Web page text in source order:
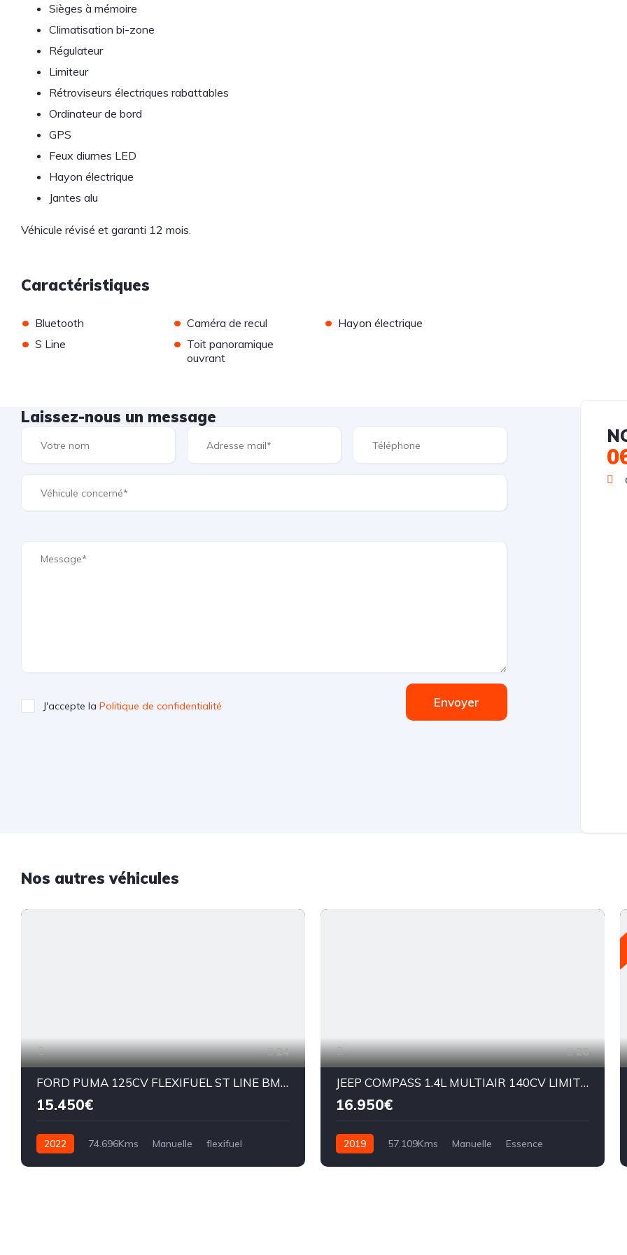
Sièges à mémoire
Climatisation bi-zone
Régulateur
Limiteur
Rétroviseurs électriques rabattables
Ordinateur de bord
GPS
Feux diurnes LED
Hayon électrique
Jantes alu
Véhicule révisé et garanti 12 mois.
Caractéristiques
• Bluetooth • Caméra de recul • Hayon électrique
• S Line • Toit panoramique
ouvrant
Laissez-nous un message
J'accepte la Politique de confidentialité Envoyer
Nos autres véhicules
24
FORD PUMA 125CV FLEXIFUEL ST LINE BM6:
15.450€
2022 74.696Kms Manuelle
flexifuel
26
JEEP COMPASS 1.4L MULTIAIR 140CV LIMITED
16.950€
2019 57.109Kms Manuelle
Essence